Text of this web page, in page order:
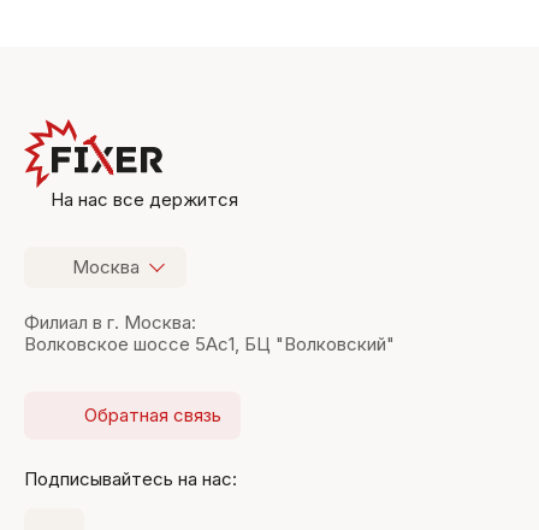
На нас все держится
Москва
Филиал в г. Москва:
Волковское шоссе 5Ас1, БЦ "Волковский"
Обратная связь
Подписывайтесь на нас: